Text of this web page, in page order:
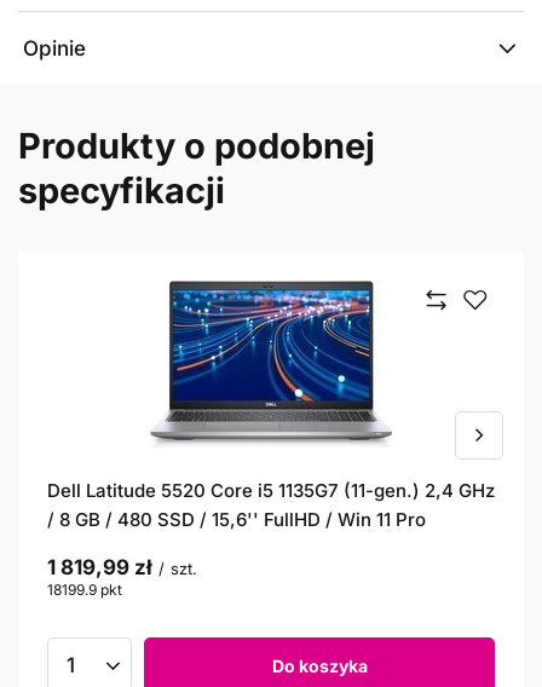
Opinie
Produkty o podobnej
specyfikacji
Dell Latitude 5520 Core i5 1135G7 (11-gen.) 2,4 GHz
/ 8 GB / 480 SSD / 15,6'' FullHD / Win 11 Pro
1 819,99 zł / szt.
18199.9 pkt
Do koszyka